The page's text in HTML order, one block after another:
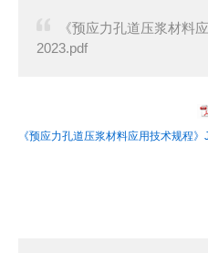
《预应力孔道压浆材料
2023.pdf
《预应力孔道压浆材料应用技术规程